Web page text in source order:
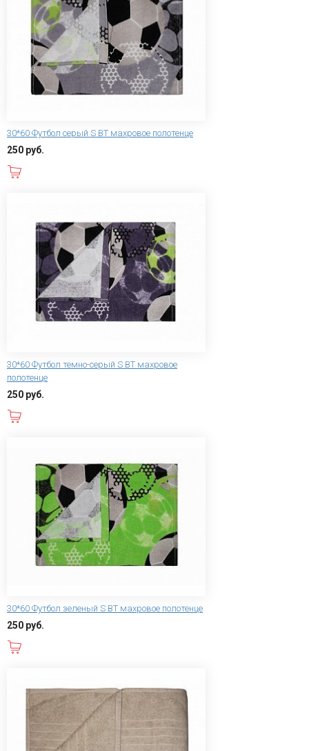
30*60 Футбол серый S ВТ махровое полотенце
250 руб.
30*60 Футбол темно-серый S ВТ махровое
полотенце
250 руб.
30*60 Футбол зеленый S ВТ махровое полотенце
250 руб.